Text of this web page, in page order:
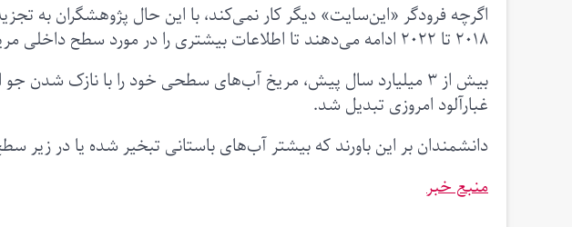
اگرچه فرودگر «این‌سایت» دیگر کار نمی‌کند، با این حال پژوهشگران به
۲۰۱۸ تا ۲۰۲۲ ادامه می‌دهند تا اطلاعات بیشتری را در مورد سطح داخلی مریخ به دست آورند.
بیش از ۳ میلیارد سال پیش، مریخ آب‌های سطحی خود را با نازک
غبارآلود امروزی تبدیل شد.
دانشمندان بر این باورند که بیشتر آب‌های باستانی تبخیر شده یا در زیر
منبع خبر